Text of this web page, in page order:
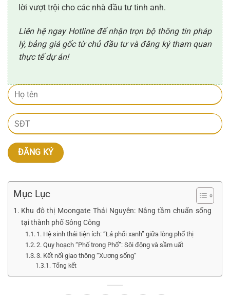
lời vượt trội cho các nhà đầu tư tinh anh.
Liên hệ ngay Hotline để nhận trọn bộ thông tin pháp
lý, bảng giá gốc từ chủ đầu tư và đăng ký tham quan
thực tế dự án!
Mục Lục
Khu đô thị Moongate Thái Nguyên: Nâng tầm chuẩn sống
tại thành phố Sông Công
1. Hệ sinh thái tiện ích: “Lá phổi xanh” giữa lòng phố thị
2. Quy hoạch “Phố trong Phố”: Sôi động và sầm uất
3. Kết nối giao thông “Xương sống”
Tổng kết